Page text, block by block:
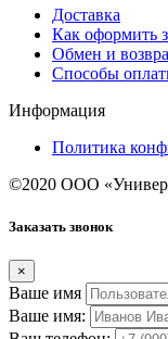
Доставка
Как оформить
Обмен и
Способы
Информация
Политика
©2020 ООО
Заказать звонок
×
Ваше имя
Ваше имя: